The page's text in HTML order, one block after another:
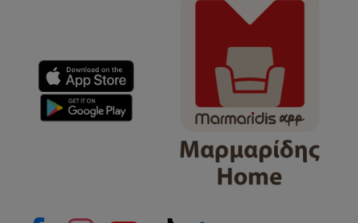
e-mail
Το μήνυμά σας